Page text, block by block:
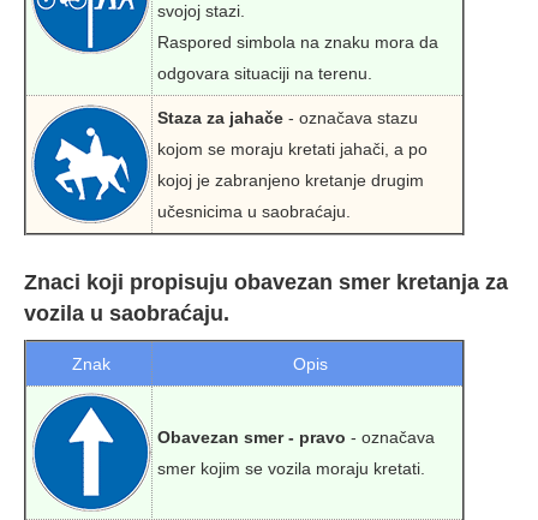
svojoj stazi.
Raspored simbola na znaku mora da
odgovara situaciji na terenu.
Staza za jahače - označava stazu
kojom se moraju kretati jahači, a po
kojoj je zabranjeno kretanje drugim
učesnicima u saobraćaju.
Znaci koji propisuju obavezan smer kretanja za
vozila u saobraćaju.
Znak Opis
Obavezan smer - pravo - označava
smer kojim se vozila moraju kretati.